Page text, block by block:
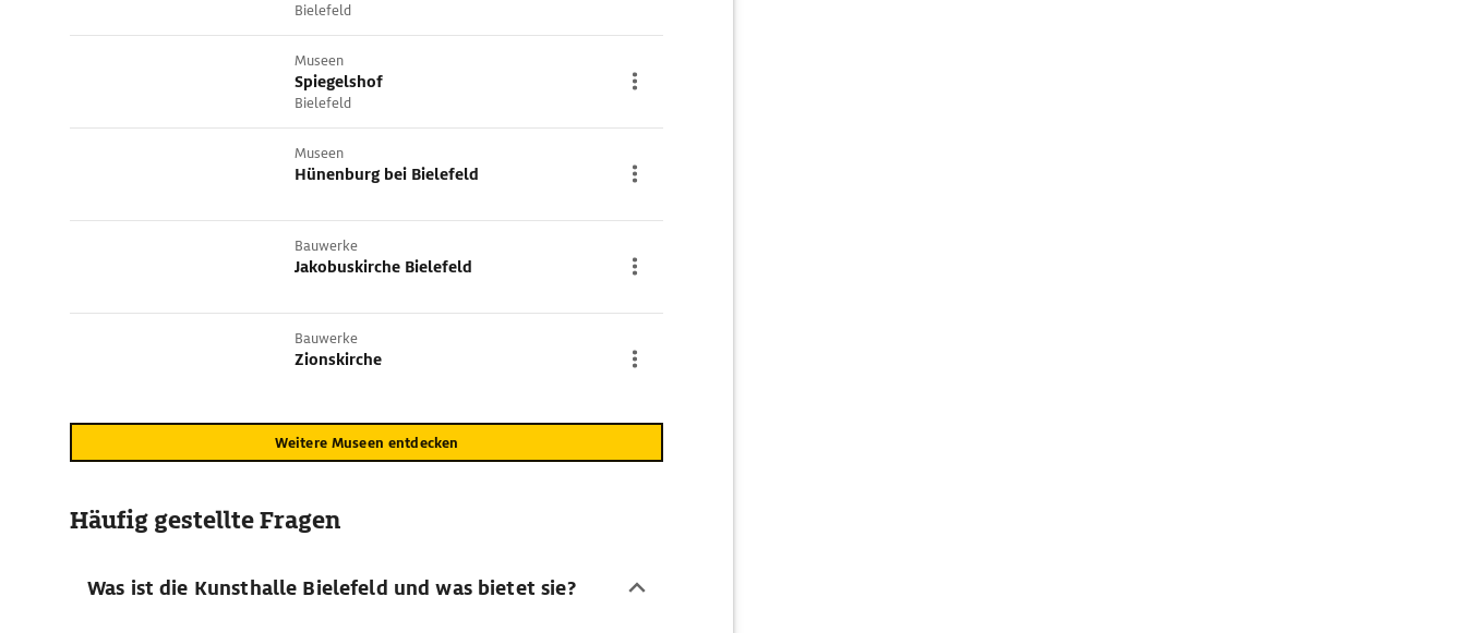
Bielefeld
Museen
Spiegelshof
Bielefeld
Museen
Hünenburg bei Bielefeld
Bauwerke
Jakobuskirche Bielefeld
Bauwerke
Zionskirche
Weitere Museen entdecken
Häufig gestellte Fragen
Was ist die Kunsthalle Bielefeld und was bietet sie?